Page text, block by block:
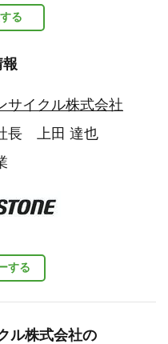
る
する
サイクル株式会社
長 上田 達也
ル株式会社の